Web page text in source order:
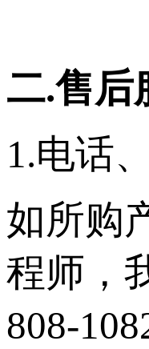
二.售后
1.电话
如所购
程师，
808-